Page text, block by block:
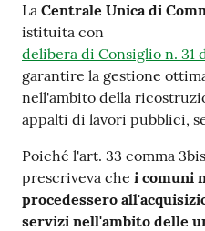
Tutti
gli
argomenti...
su
La Centrale Unica di
istituita con
delibera di Consiglio n. 31
garantire la gestione
nell'ambito della
appalti di lavori pubblici,
Poiché l'art. 33 comma
prescriveva che i comuni
procedessero
servizi nell'ambito delle